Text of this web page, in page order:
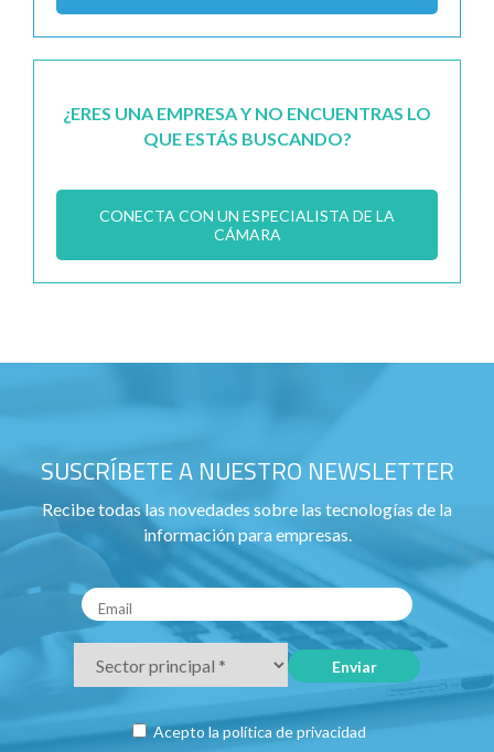
¿ERES UNA EMPRESA Y NO ENCUENTRAS LO
QUE ESTÁS BUSCANDO?
CONECTA CON UN ESPECIALISTA DE LA
CÁMARA
SUSCRÍBETE A NUESTRO NEWSLETTER
Recibe todas las novedades sobre las tecnologías de la
información para empresas.
Acepto lapolítica de privacidad